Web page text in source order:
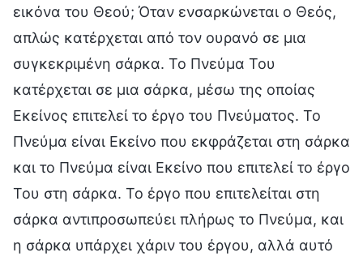
εικόνα του Θεού; Όταν ενσαρκώνεται ο Θεός,
απλώς κατέρχεται από τον ουρανό σε μια
συγκεκριμένη σάρκα. Το Πνεύμα Του
κατέρχεται σε μια σάρκα, μέσω της οποίας
Εκείνος επιτελεί το έργο του Πνεύματος. Το
Πνεύμα είναι Εκείνο που εκφράζεται στη σάρκα
και το Πνεύμα είναι Εκείνο που επιτελεί το έργο
Του στη σάρκα. Το έργο που επιτελείται στη
σάρκα αντιπροσωπεύει πλήρως το Πνεύμα, και
η σάρκα υπάρχει χάριν του έργου, αλλά αυτό